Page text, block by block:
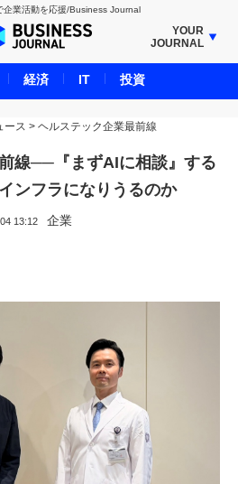
企業活動を応援/Business Journal
YOUR
JOURNAL
JOURNAL
JOURNAL
CREDITS JOURNAL
MANAGEMENT JOURNAL
JOURNAL
JOURNAL
DOG JOURNAL
ース > ヘルステック企業最前線
線──『まずAIに相談』する
ンフラになりうるのか
13:12
企業
経済 IT 投資